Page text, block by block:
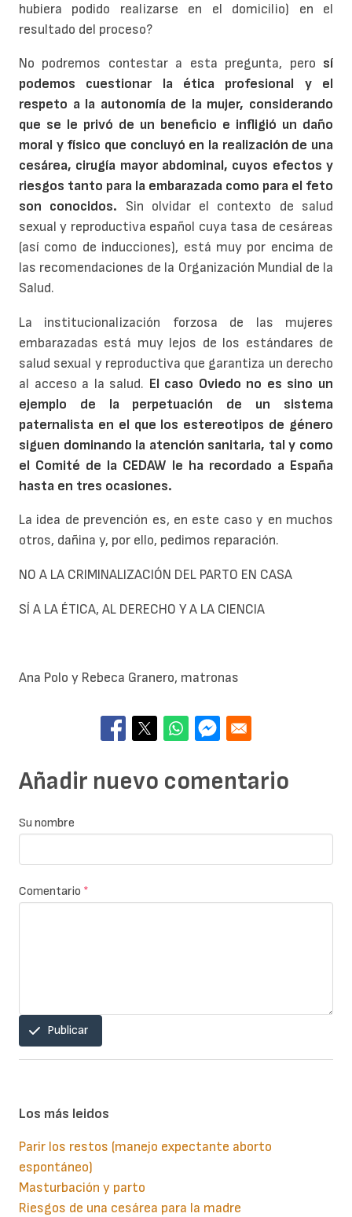
hubiera podido realizarse en el domicilio) en el
resultado del proceso?
No podremos contestar a esta pregunta, pero sí
podemos cuestionar la ética profesional y el
respeto a la autonomía de la mujer, considerando
que se le privó de un beneficio e infligió un daño
moral y físico que concluyó en la realización de una
cesárea, cirugía mayor abdominal, cuyos efectos y
riesgos tanto para la embarazada como para el feto
son conocidos. Sin olvidar el contexto de salud
sexual y reproductiva español cuya tasa de cesáreas
(así como de inducciones), está muy por encima de
las recomendaciones de la Organización Mundial de la
Salud.
La institucionalización forzosa de las mujeres
embarazadas está muy lejos de los estándares de
salud sexual y reproductiva que garantiza un derecho
al acceso a la salud. El caso Oviedo no es sino un
ejemplo de la perpetuación de un sistema
paternalista en el que los estereotipos de género
siguen dominando la atención sanitaria, tal y como
el Comité de la CEDAW le ha recordado a España
hasta en tres ocasiones.
La idea de prevención es, en este caso y en muchos
otros, dañina y, por ello, pedimos reparación.
NO A LA CRIMINALIZACIÓN DEL PARTO EN CASA
SÍ A LA ÉTICA, AL DERECHO Y A LA CIENCIA
Ana Polo y Rebeca Granero, matronas
Añadir nuevo comentario
Su nombre
Comentario *
Publicar
Los más leidos
Parir los restos (manejo expectante aborto
espontáneo)
Masturbación y parto
Riesgos de una cesárea para la madre